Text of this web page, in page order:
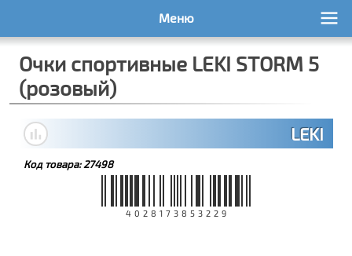
Меню
Очки спортивные LEKI STORM 5
(розовый)
LEKI
Код товара:27498
4028173853229